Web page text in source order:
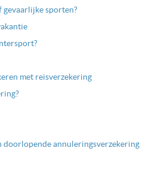
gevaarlijke sporten?
met reisverzekering
doorlopende annuleringsverzekering